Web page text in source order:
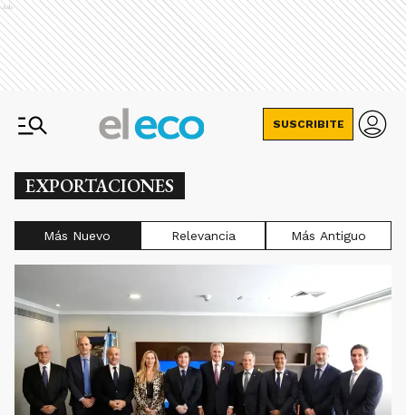
Ads
SUSCRIBITE
EXPORTACIONES
Más Nuevo Relevancia Más Antiguo